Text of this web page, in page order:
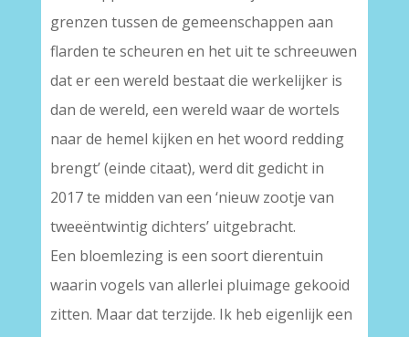
grenzen tussen de gemeenschappen aan
flarden te scheuren en het uit te schreeuwen
dat er een wereld bestaat die werkelijker is
dan de wereld, een wereld waar de wortels
naar de hemel kijken en het woord redding
brengt’ (einde citaat), werd dit gedicht in
2017 te midden van een ‘nieuw zootje van
tweeëntwintig dichters’ uitgebracht.
Een bloemlezing is een soort dierentuin
waarin vogels van allerlei pluimage gekooid
zitten. Maar dat terzijde. Ik heb eigenlijk een